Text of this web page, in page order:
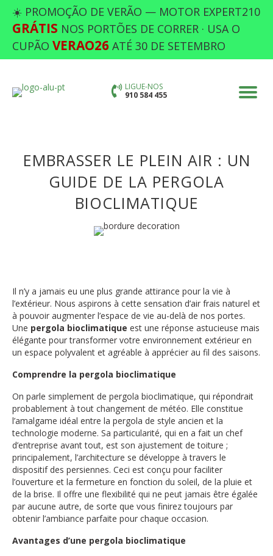
☀️ PROMOÇÃO DE VERÃO — MOTOR EXPERT210
GRÁTIS NOS PORTÕES DE CORRER · USA O
CUPÃO VERAO26 ATÉ 30 DE SETEMBRO
LIGUE-NOS
910 584 455
EMBRASSER LE PLEIN AIR : UN
GUIDE DE LA PERGOLA
BIOCLIMATIQUE
Il n’y a jamais eu une plus grande attirance pour la vie à
l’extérieur. Nous aspirons à cette sensation d’air frais naturel et
à pouvoir augmenter l’espace de vie au-delà de nos portes.
Une pergola bioclimatique est une réponse astucieuse mais
élégante pour transformer votre environnement extérieur en
un espace polyvalent et agréable à apprécier au fil des saisons.
Comprendre la pergola bioclimatique
On parle simplement de pergola bioclimatique, qui répondrait
probablement à tout changement de météo. Elle constitue
l’amalgame idéal entre la pergola de style ancien et la
technologie moderne. Sa particularité, qui en a fait un chef
d’entreprise avant tout, est son ajustement de toiture ;
principalement, l’architecture se développe à travers le
dispositif des persiennes. Ceci est conçu pour faciliter
l’ouverture et la fermeture en fonction du soleil, de la pluie et
de la brise. Il offre une flexibilité qui ne peut jamais être égalée
par aucune autre, de sorte que vous finirez toujours par
obtenir l’ambiance parfaite pour chaque occasion.
Avantages d’une pergola bioclimatique